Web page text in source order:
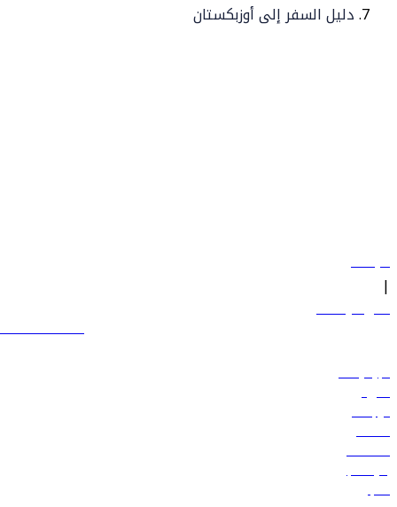
دليل السفر إلى أوزبكستان
سياساتنا
|
الشروط والأحكام
600 544 445
حجز الرحلات
العروض
الوجهات
الأمتعة
المساعدة
إدارة الحجز
الأخبار